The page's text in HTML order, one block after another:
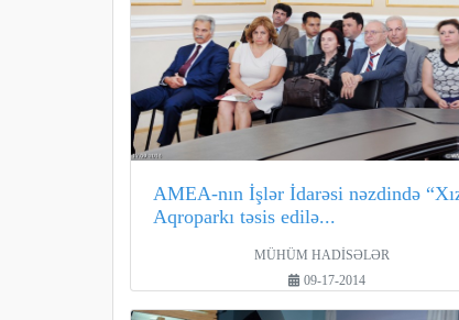
AMEA-nın İşlər İdarəsi nəzdində
Aqroparkı təsis edilə...
MÜHÜM HADİSƏLƏR
09-17-2014